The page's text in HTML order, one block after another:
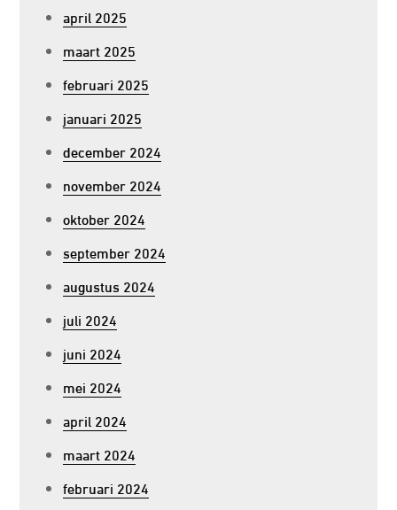
april 2025
maart 2025
februari 2025
januari 2025
december 2024
november 2024
oktober 2024
september 2024
augustus 2024
juli 2024
juni 2024
mei 2024
april 2024
maart 2024
februari 2024